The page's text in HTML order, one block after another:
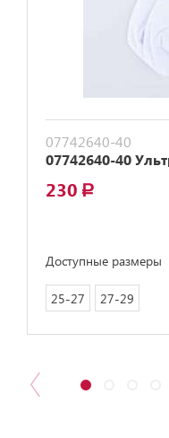
07742640-40
07742640-40
230 a
Доступные размеры
25-27 27-29